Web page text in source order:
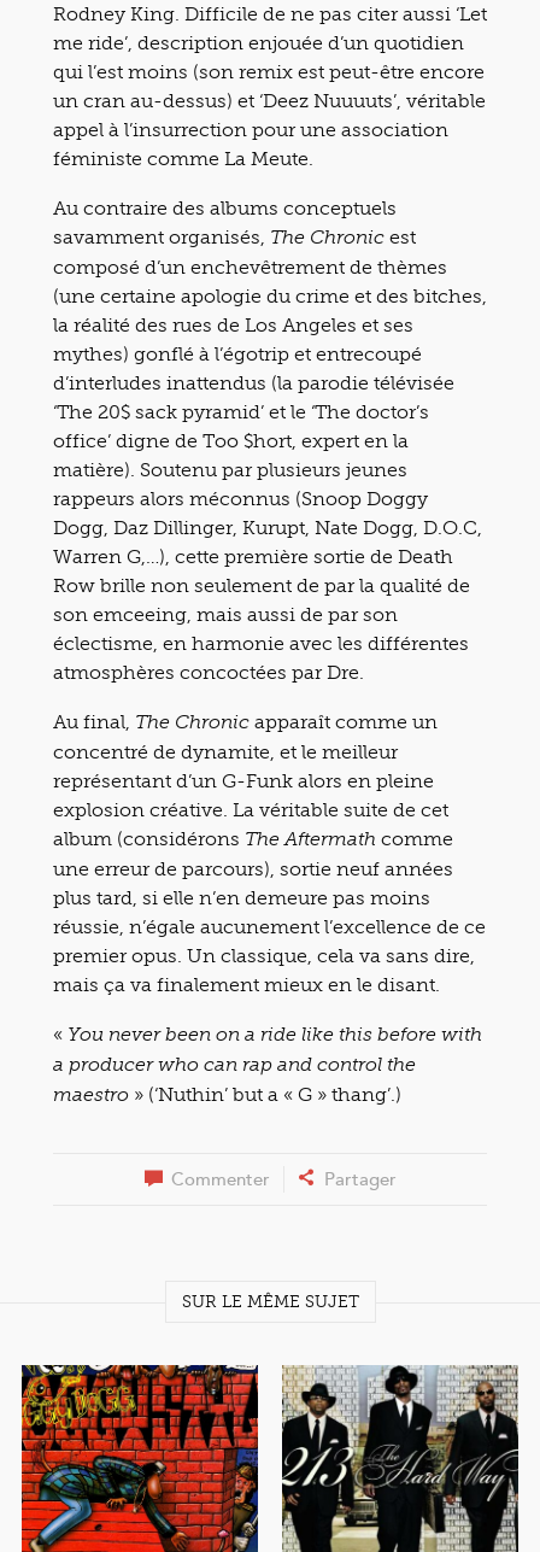
Rodney King. Difficile de ne pas citer aussi ‘Let
me ride’, description enjouée d’un quotidien
qui l’est moins (son remix est peut-être encore
un cran au-dessus) et ‘Deez Nuuuuts’, véritable
appel à l’insurrection pour une association
féministe comme La Meute.
Au contraire des albums conceptuels
savamment organisés,
The Chronic est
composé d’un enchevêtrement de thèmes
(une certaine apologie du crime et des bitches,
la réalité des rues de Los Angeles et ses
mythes) gonflé à l’égotrip et entrecoupé
d’interludes inattendus (la parodie télévisée
‘The 20$ sack pyramid’ et le ‘The doctor’s
office’ digne de Too $hort, expert en la
matière). Soutenu par plusieurs jeunes
rappeurs alors méconnus (Snoop Doggy
Dogg, Daz Dillinger, Kurupt, Nate Dogg, D.O.C,
Warren G,…), cette première sortie de Death
Row brille non seulement de par la qualité de
son emceeing, mais aussi de par son
éclectisme, en harmonie avec les différentes
atmosphères concoctées par Dre.
Au final, The Chronic apparaît comme un
concentré de dynamite, et le meilleur
représentant d’un G-Funk alors en pleine
explosion créative. La véritable suite de cet
album (considérons The Aftermath comme
une erreur de parcours), sortie neuf années
plus tard, si elle n’en demeure pas moins
réussie, n’égale aucunement l’excellence de ce
premier opus. Un classique, cela va sans dire,
mais ça va finalement mieux en le disant.
« You never been on a ride like this before with
a producer who can rap and control the
maestro » (‘Nuthin’ but a « G » thang’.)
Commenter Partager
SUR LE MÊME SUJET